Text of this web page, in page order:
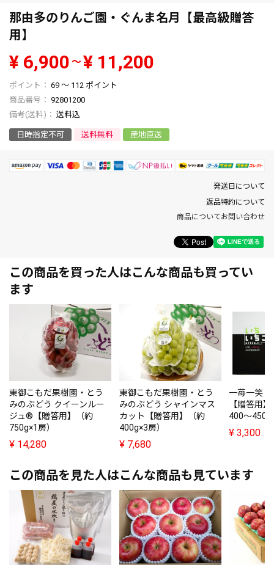
那由多のりんご園・ぐんま名月【最高級贈答
用】
¥ 6,900 〜¥ 11,200
69 〜 112 ポイント
商品番号
92801200
送料込
日時指定不可 送料無料 産地直送
発送日について
返品特約について
商品についてお問い合わせ
この商品を買った人はこんな商品も買ってい
ます
東御こもだ果樹園・とう
みのぶどう クイーンルー
ジュ®【贈答用】（約
750g×1房）
¥ 14,280
東御こもだ果樹園・とう
みのぶどう シャインマス
カット【贈答用】（約
400g×3房）
¥ 7,680
一苺一笑
【贈答用
400～450g
¥ 3,300
この商品を見た人はこんな商品も見ています